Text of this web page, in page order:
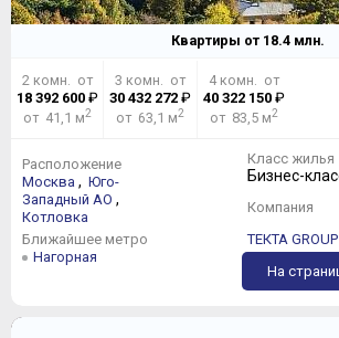
Квартиры от 18.4млн.
2 комн. от
18 392 600₽
от 41,1 м2
3 комн. от
30 432 272 ₽
от 63,1 м2
4 комн. от
40 322 150₽
от 83,5 м2
Расположение
Москва , Юго-
Западный АО ,
Котловка
Ближайшее метро
Нагорная
Класс жилья
Бизнес-
Компания
ТЕКТА GROUP
На